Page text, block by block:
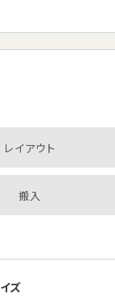
レイアウト
搬入
ズ